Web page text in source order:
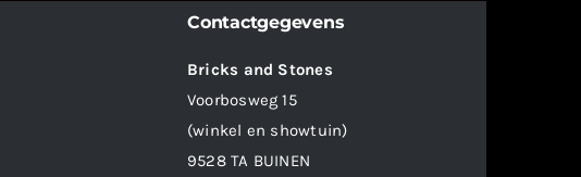
Contactgegevens
Bricks and Stones
Voorbosweg 15
(winkel en showtuin)
9528 TA BUINEN